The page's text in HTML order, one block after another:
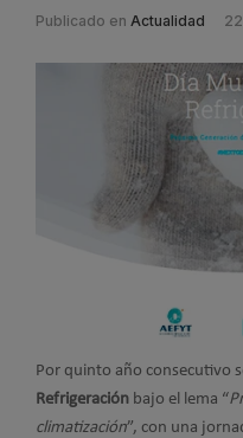
Publicado en Actualidad
Por quinto año consecutivo
Refrigeración bajo el lema “
climatización”, con una